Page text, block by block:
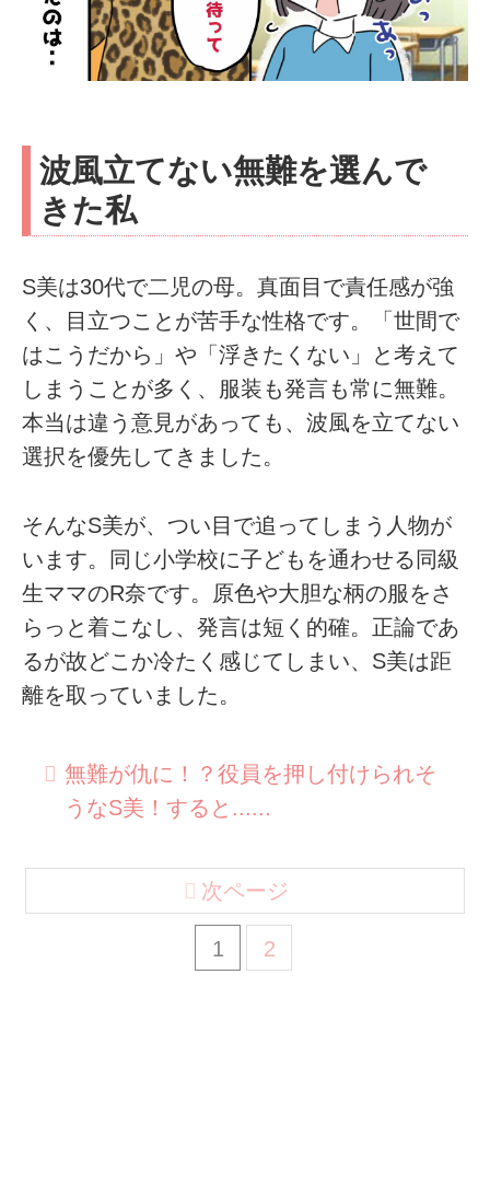
波風立てない無難を選んで
きた私
S美は30代で二児の母。真面目で責任感が強
く、目立つことが苦手な性格です。「世間で
はこうだから」や「浮きたくない」と考えて
しまうことが多く、服装も発言も常に無難。
本当は違う意見があっても、波風を立てない
選択を優先してきました。
そんなS美が、つい目で追ってしまう人物が
います。同じ小学校に子どもを通わせる同級
生ママのR奈です。原色や大胆な柄の服をさ
らっと着こなし、発言は短く的確。正論であ
るが故どこか冷たく感じてしまい、S美は距
離を取っていました。
無難が仇に！？役員を押し付けられそ
うなS美！すると......
1 2
次ページ